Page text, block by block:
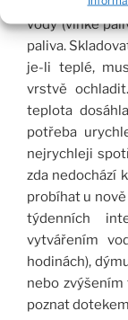
vody (vlhké
paliva.
je-li teplé,
vrstvě
teplota
potřeba
nejrychleji
zda nedochází
probíhat u
týdenních
vytvářením
hodinách),
nebo
poznat